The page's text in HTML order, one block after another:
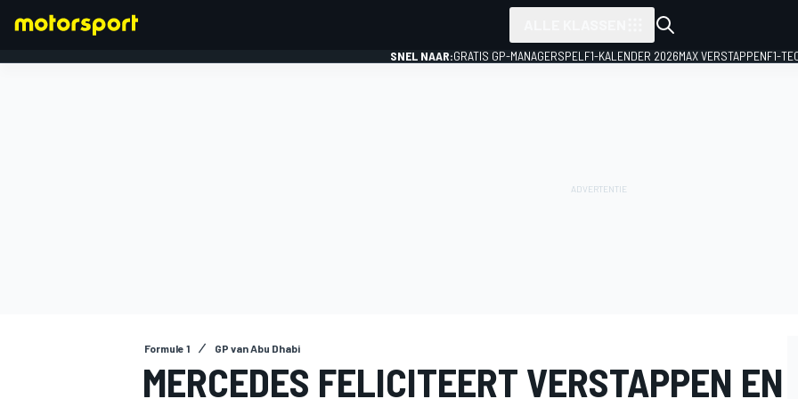
SNEL NAAR:GRATIS GP-MANAGERSPEL F1-KALENDER 2026MAX VERSTAPPENF1-
Formule 1 GP van Abu Dhabi
MERCEDES FELICITEERT VERSTAPPEN EN